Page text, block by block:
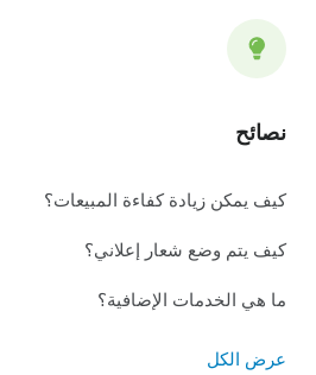
نصائح
كيف يمكن زيادة كفاءة المبيعات؟
كيف يتم وضع شعار إعلاني؟
ما هي الخدمات الإضافية؟
عرض الكل